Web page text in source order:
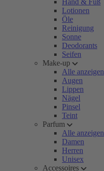
Hand & Fuß
Lotionen
Öle
Reinigung
Sonne
Deodorants
Seifen
Make-up
Alle anzeigen
Augen
Lippen
Nägel
Pinsel
Teint
Parfum
Alle anzeigen
Damen
Herren
Unisex
Accessoires